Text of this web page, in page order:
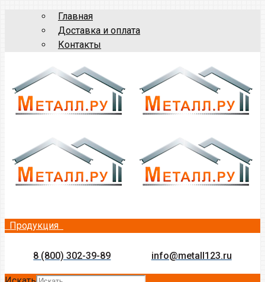
Главная
Доставка и оплата
Контакты
Продукция
8 (800) 302-39-89 info@metall123.ru